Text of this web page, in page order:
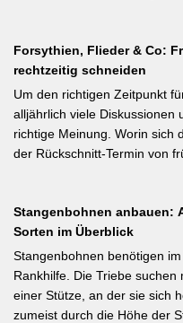
interessant: Der Artikel
Ausgeizen kontraproduktiv
von Seitentrieben profitieren.
% der Blüten werden zu
dem Junifall beugt der
Ertragsjahren) vor. Für Äpfel
Früchte pro Fruchtbüschel,
Früchte in Schattenzonen
Forsythien, Flieder & Co:
rechtzeitig schneiden
Um den richtigen Zeitpunkt
alljährlich viele Diskussionen
richtige Meinung. Worin sich
der Rückschnitt-Termin von
Flieder und Zierkirsche
Jahr im Sommer. Der Schnitt
sofort nach dem Verblühen!)
nicht geschnitten hat, sollte
Wochen ran. Das
bodennah entfernen, damit
Stangenbohnen anbauen:
Sorten im Überblick
Stangenbohnen benötigen
Rankhilfe. Die Triebe
einer Stütze, an der sie sich
zumeist durch die Höhe der